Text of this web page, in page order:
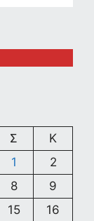
Σ
Κ
1
2
8
9
15 16